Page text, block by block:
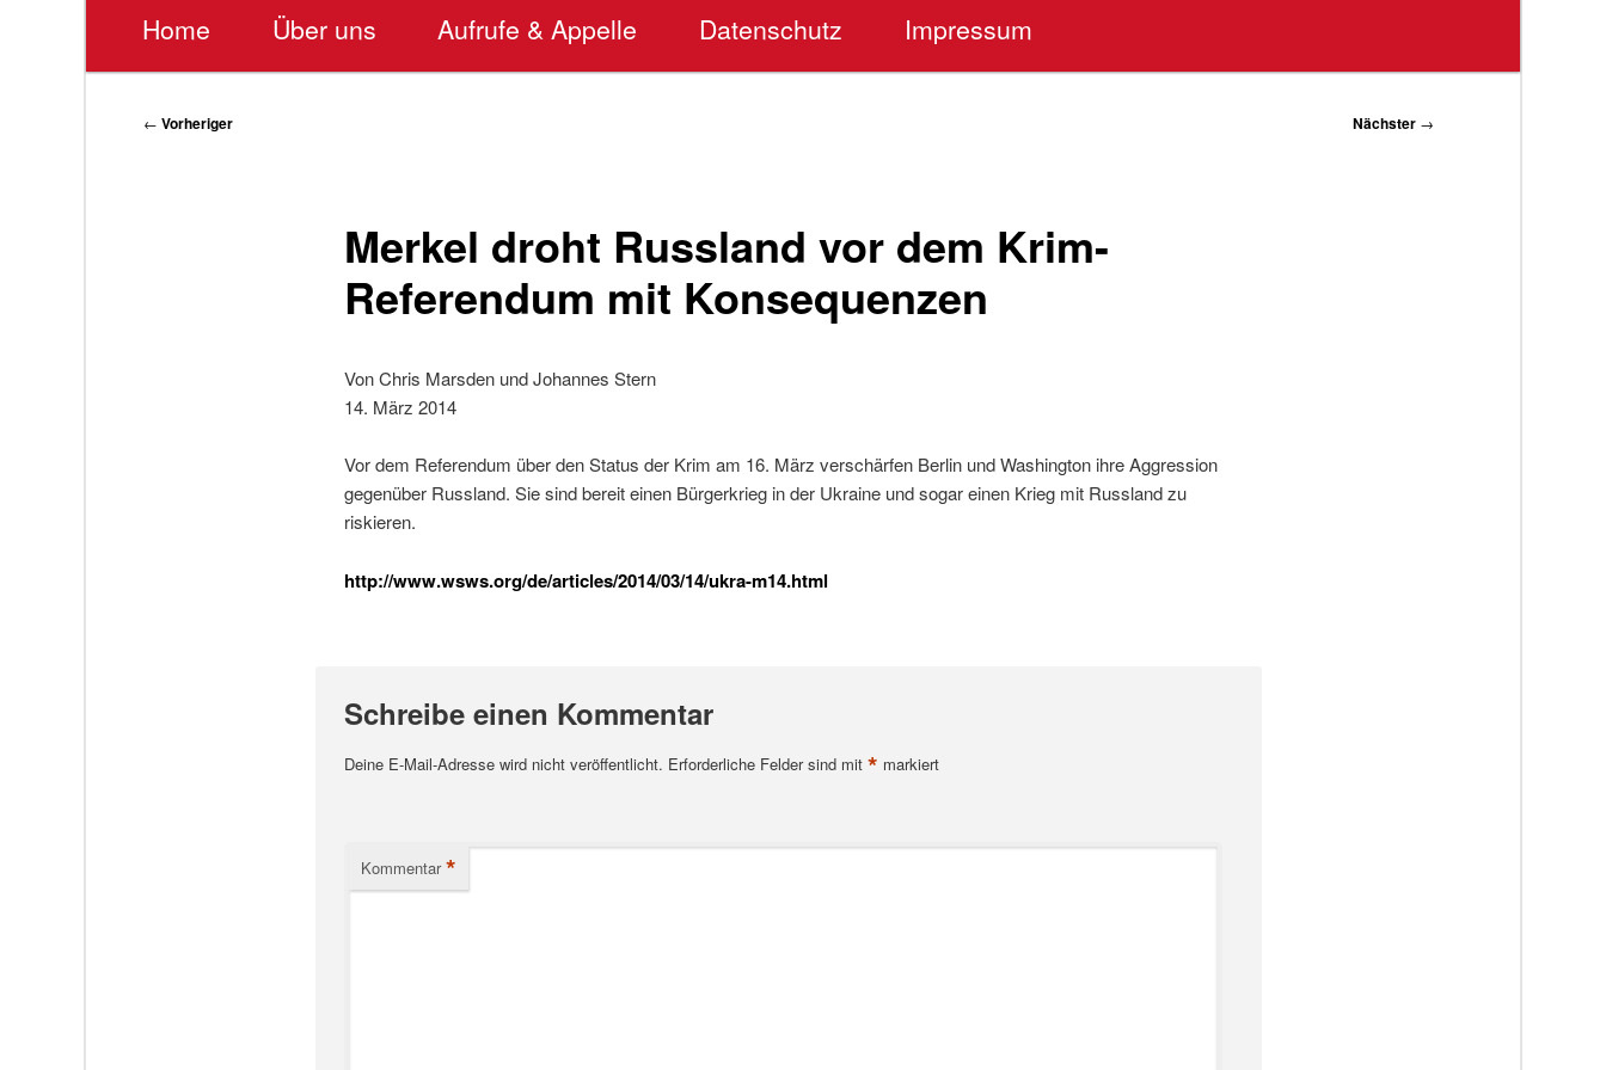
Home Über uns Aufrufe & Appelle Datenschutz Impressum
Beitragsnavigation
← Vorheriger Nächster →
Merkel droht Russland vor dem Krim-
Referendum mit Konsequenzen
Von Chris Marsden und Johannes Stern
14. März 2014
Vor dem Referendum über den Status der Krim am 16. März verschärfen Berlin und Washington ihre Aggression
gegenüber Russland. Sie sind bereit einen Bürgerkrieg in der Ukraine und sogar einen Krieg mit Russland zu
riskieren.
http://www.wsws.org/de/articles/2014/03/14/ukra-m14.html
Schreibe einen Kommentar
Deine E-Mail-Adresse wird nicht veröffentlicht. Erforderliche Felder sind mit * markiert
Kommentar *